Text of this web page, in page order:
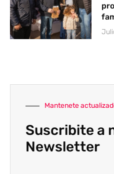
Mantenete
Suscribite a
Newsletter